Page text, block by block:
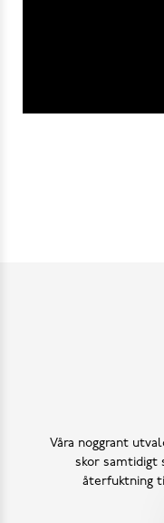
Våra noggrant
skor samtidigt
återfuktning